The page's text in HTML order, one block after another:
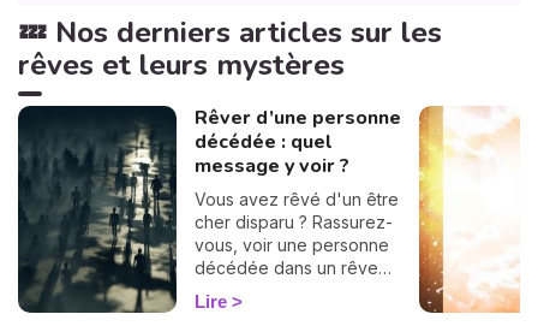
💤 Nos derniers articles sur les
rêves et leurs mystères
Rêver d’une personne
décédée : quel
message y voir ?
Vous avez rêvé d'un être
cher disparu ? Rassurez-
vous, voir une personne
décédée dans un rêve
n’annonce en aucun cas
votre propre décès. Ces
Lire